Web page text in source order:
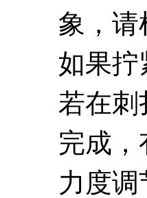
象，请
如果拧
若在刺
完成
力度